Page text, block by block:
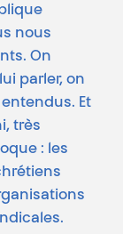
nous
On
parler, on
Et
très
: les